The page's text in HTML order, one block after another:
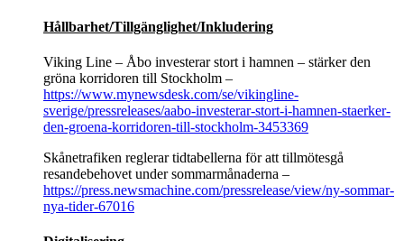
Hållbarhet/Tillgänglighet/Inkludering
Viking Line – Åbo investerar stort i hamnen – stärker den
gröna korridoren till Stockholm –
https://www.mynewsdesk.com/se/vikingline-
sverige/pressreleases/aabo-investerar-stort-i-hamnen-staerker-
den-groena-korridoren-till-stockholm-3453369
Skånetrafiken reglerar tidtabellerna för att tillmötesgå
resandebehovet under sommarmånaderna –
https://press.newsmachine.com/pressrelease/view/ny-sommar-
nya-tider-67016